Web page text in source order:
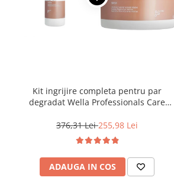
Kit ingrijire completa pentru par
degradat Wella Professionals Care
376,31 Lei255,98 Lei
ADAUGA IN COS